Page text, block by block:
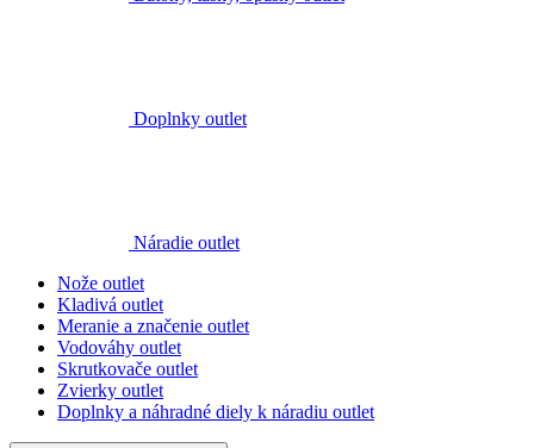
Meranie a značenie outlet